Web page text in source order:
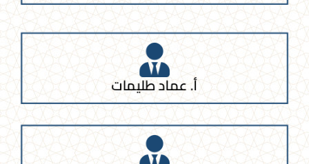
أ. عماد طليمات